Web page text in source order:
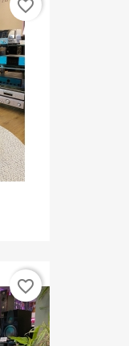
favorite_border
favorite_border